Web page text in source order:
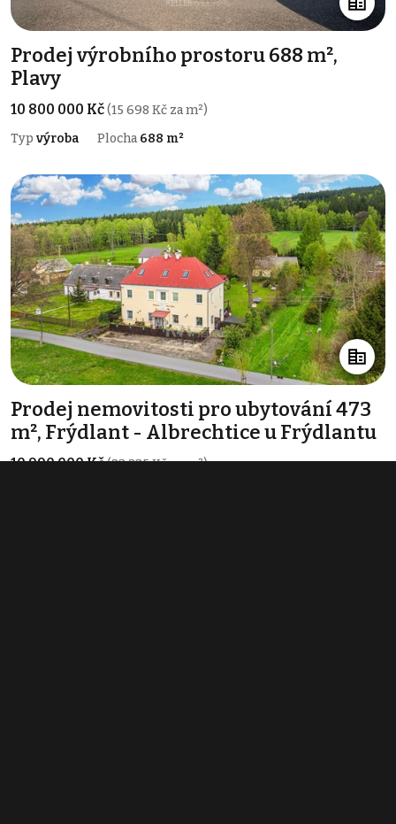
Prodej výrobního prostoru 688 m²,
Plavy
10 800 000 Kč(15 698 Kč za m²)
Typ výroba Plocha 688 m²
Prodej nemovitosti pro ubytování 473
m², Frýdlant - Albrechtice u Frýdlantu
10 990 000 Kč(23 235 Kč za m²)